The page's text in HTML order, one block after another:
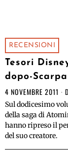
RECENSIONI
Tesori
dopo-Scarpa
4 NOVEMBRE 2011
Sul dodicesimo
della saga di
hanno ripreso il
del suo creatore.